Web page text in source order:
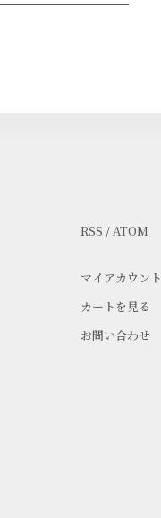
RSS /ATOM
マイアカウント
カートを見る
お問い合わせ